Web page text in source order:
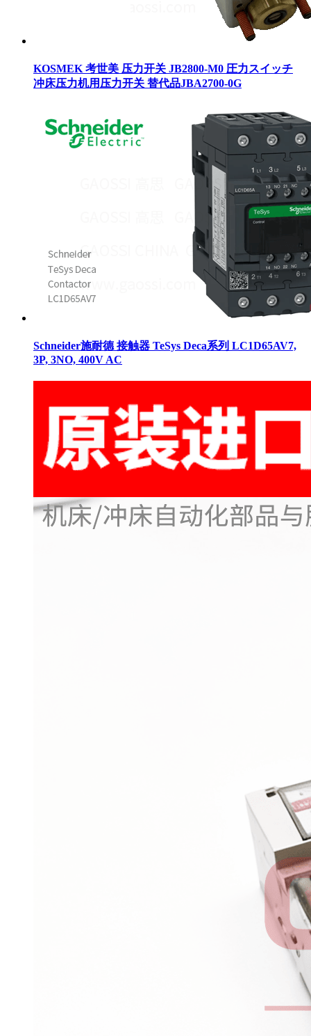
KOSMEK 考世美 压力开关 JB2800-M0 圧力スイッチ
冲床压力机用压力开关 替代品JBA2700-0G
Schneider施耐德 接触器 TeSys Deca系列 LC1D65AV7,
3P, 3NO, 400V AC